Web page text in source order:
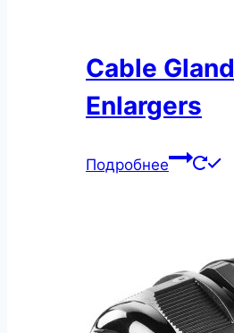
Cable Gland
Enlargers
Подробнее